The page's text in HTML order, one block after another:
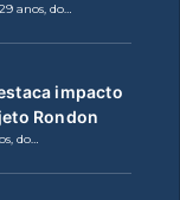
anos, do…
impacto
Rondon
do…